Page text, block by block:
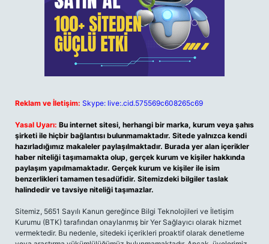
Reklam ve İletişim: Skype: live:.cid.575569c608265c69
Yasal Uyarı: Bu internet sitesi, herhangi bir marka, kurum veya şahıs
şirketi ile hiçbir bağlantısı bulunmamaktadır. Sitede yalnızca kendi
hazırladığımız makaleler paylaşılmaktadır. Burada yer alan içerikler
haber niteliği taşımamakta olup, gerçek kurum ve kişiler hakkında
paylaşım yapılmamaktadır. Gerçek kurum ve kişiler ile isim
benzerlikleri tamamen tesadüfidir. Sitemizdeki bilgiler taslak
halindedir ve tavsiye niteliği taşımazlar.
Sitemiz, 5651 Sayılı Kanun gereğince Bilgi Teknolojileri ve İletişim
Kurumu (BTK) tarafından onaylanmış bir Yer Sağlayıcı olarak hizmet
vermektedir. Bu nedenle, sitedeki içerikleri proaktif olarak denetleme